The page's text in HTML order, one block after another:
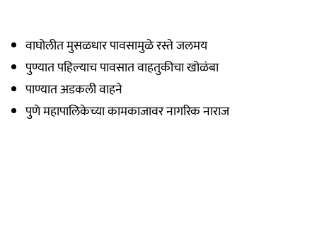
वाघोलीत मुसळधार पावसामुळे रस्ते जलमय
पुण्यात पहिल्याच पावसात वाहतुकीचा खोळंबा
पाण्यात अडकली वाहने
पुणे महापालिकेच्या कामकाजावर नागरिक नाराज